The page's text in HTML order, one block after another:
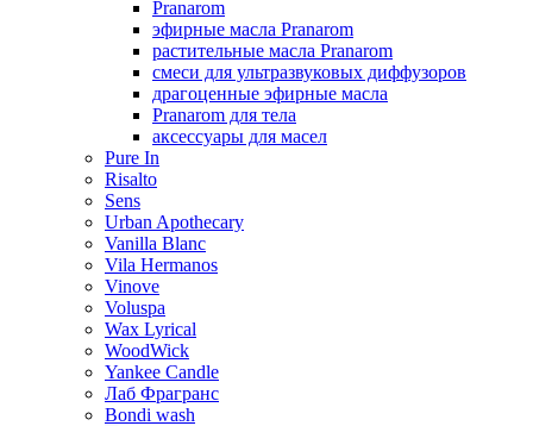
Pranarom
эфирные масла Pranarom
растительные масла Pranarom
смеси для ультразвуковых диффузоров
драгоценные эфирные масла
Pranarom для тела
аксессуары для масел
Pure In
Risalto
Sens
Urban Apothecary
Vanilla Blanc
Vila Hermanos
Vinove
Voluspa
Wax Lyrical
WoodWick
Yankee Candle
Лаб Фрагранс
Bondi wash